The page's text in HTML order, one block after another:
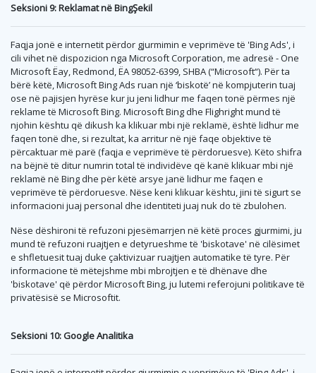
Seksioni 9: Reklamat në BingŞekil
Faqja jonë e internetit përdor gjurmimin e veprimëve të 'Bing Ads', i
cili vihet në dispozicion nga Microsoft Corporation, me adresë - One
Microsoft Ëay, Redmond, ËA 98052-6399, SHBA (“Microsoft“). Për ta
bërë këtë, Microsoft Bing Ads ruan një ‘biskotë’ në kompjuterin tuaj
ose në pajisjen hyrëse kur ju jeni lidhur me faqen tonë përmes një
reklame të Microsoft Bing. Microsoft Bing dhe Flighright mund të
njohin kështu që dikush ka klikuar mbi një reklamë, është lidhur me
faqen tonë dhe, si rezultat, ka arritur në një faqe objektive të
përcaktuar më parë (faqja e veprimëve të përdoruesve). Këto shifra
na bëjnë të ditur numrin total të individëve që kanë klikuar mbi një
reklamë në Bing dhe për këtë arsye janë lidhur me faqen e
veprimëve të përdoruesve. Nëse keni klikuar kështu, jini të sigurt se
informacioni juaj personal dhe identiteti juaj nuk do të zbulohen.
Nëse dëshironi të refuzoni pjesëmarrjen në këtë proces gjurmimi, ju
mund të refuzoni ruajtjen e detyrueshme të 'biskotave' në cilësimet
e shfletuesit tuaj duke çaktivizuar ruajtjen automatike të tyre. Për
informacione të mëtejshme mbi mbrojtjen e të dhënave dhe
'biskotave' që përdor Microsoft Bing, ju lutemi referojuni politikave të
privatësisë se Microsoftit.
Seksioni 10: Google Analitika